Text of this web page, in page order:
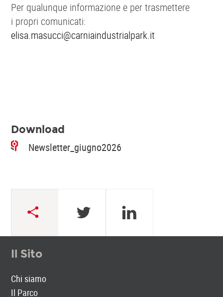
Per qualunque informazione e per trasmettere
i propri comunicati:
elisa.masucci@carniaindustrialpark.it
Download
Newsletter_giugno2026
Il Sito
Chi siamo
Il Parco